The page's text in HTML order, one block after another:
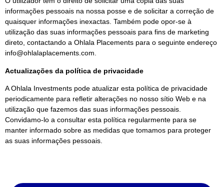
informações pessoais na nossa posse e de solicitar a correção de
quaisquer informações inexactas. Também pode opor-se à
utilização das suas informações pessoais para fins de marketing
direto, contactando a Ohlala Placements para o seguinte endereço
info@ohlalaplacements.com.
Actualizações da política de privacidade
A Ohlala Investments pode atualizar esta política de privacidade
periodicamente para refletir alterações no nosso sítio Web e na
utilização que fazemos das suas informações pessoais.
Convidamo-lo a consultar esta política regularmente para se
manter informado sobre as medidas que tomamos para proteger
as suas informações pessoais.